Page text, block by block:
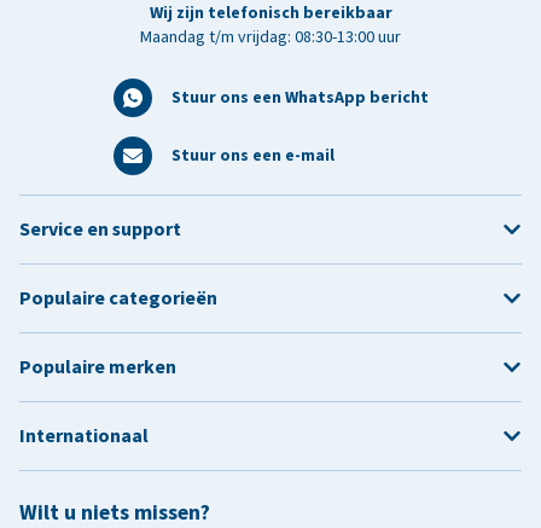
Wij zijn telefonisch bereikbaar
Maandag t/m vrijdag: 08:30-13:00 uur
Stuur ons een WhatsApp bericht
Stuur ons een e-mail
Wilt u niets missen?
Service en support
Populaire categorieën
Populaire merken
Internationaal